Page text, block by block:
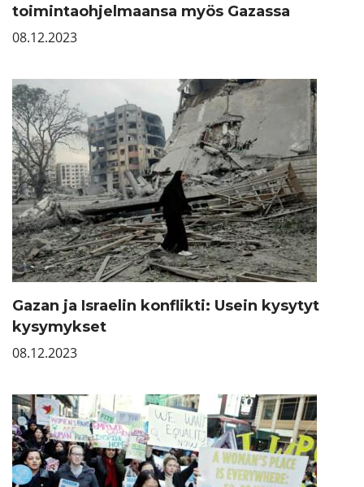
toimintaohjelmaansa myös Gazassa
08.12.2023
Gazan ja Israelin konflikti: Usein kysytyt
kysymykset
08.12.2023